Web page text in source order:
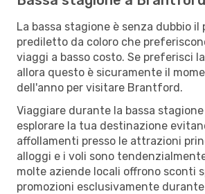
La bassa stagione è senza dubbio il
prediletto da coloro che
viaggi a basso costo. Se preferisci
allora questo è sicuramente il
dell'anno per visitare Brantford.
Viaggiare durante la bassa
esplorare la tua destinazione
affollamenti presso le attrazioni
alloggi e i voli sono
molte aziende locali offrono sconti
promozioni esclusivamente